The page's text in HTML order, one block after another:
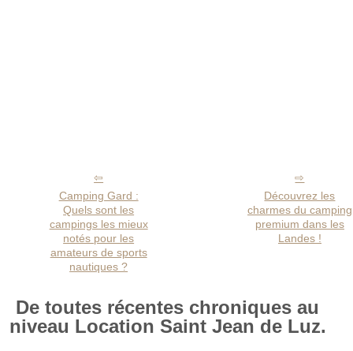
Camping Gard :
Quels sont les
campings les mieux
notés pour les
amateurs de sports
nautiques ?
Découvrez les
charmes du camping
premium dans les
Landes !
De toutes récentes chroniques au
niveau Location Saint Jean de Luz.